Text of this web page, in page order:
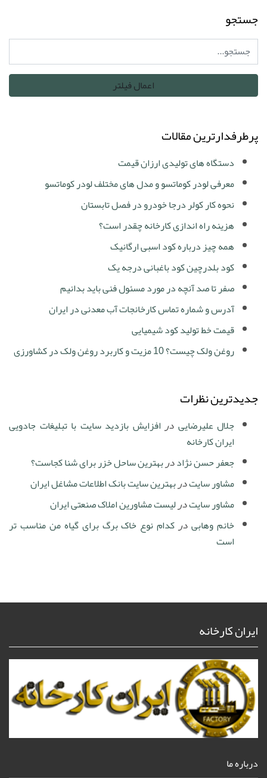
جستجو
پرطرفدارترین مقالات
دستگاه های تولیدی ارزان قیمت
معرفی لودر کوماتسو و مدل های مختلف لودر کوماتسو
نحوه کار کولر درجا خودرو در فصل تابستان
هزینه راه اندازی کارخانه چقدر است؟
همه چیز درباره کود اسبی ارگانیک
کود بلدرچین کود باغبانی درجه یک
صفر تا صد آنچه در مورد مسئول فنی باید بدانیم
آدرس و شماره تماس کارخانجات آب معدنی در ایران
قیمت خط تولید کود شیمیایی
روغن ولک چیست؟ 10 مزیت و کاربرد روغن ولک در کشاورزی
جدیدترین نظرات
جلال علیرضایی درافزایش بازدید سایت با تبلیغات جادویی
ایران کارخانه
جعفر حسن نژاددربهترین ساحل خزر برای شنا کجاست؟
مشاور سایتدربهترین سایت بانک اطلاعات مشاغل ایران
مشاور سایتدرلیست مشاورین املاک صنعتی ایران
خانم وهابیدرکدام نوع خاک برگ برای گیاه من مناسب تر
است
ایران کارخانه
درباره ما